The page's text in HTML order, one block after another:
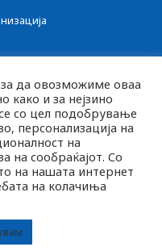
да овозможиме оваа
како и за нејзино
со цел подобрување
персонализација на
на
на сообраќајот. Со
на нашата интернет
на колачиња